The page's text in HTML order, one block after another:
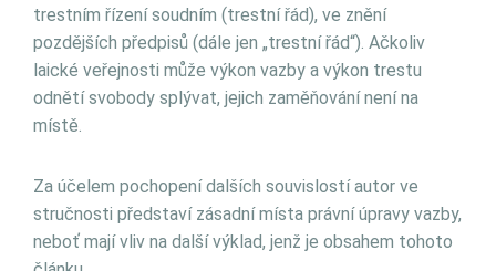
trestním řízení soudním (trestní řád), ve znění
pozdějších předpisů (dále jen „trestní řád“). Ačkoliv
laické veřejnosti může výkon vazby a výkon trestu
odnětí svobody splývat, jejich zaměňování není na
místě.
Za účelem pochopení dalších souvislostí autor ve
stručnosti představí zásadní místa právní úpravy vazby,
neboť mají vliv na další výklad, jenž je obsahem tohoto